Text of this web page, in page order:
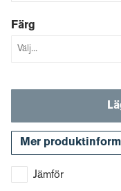
Färg
Mer
Jämför